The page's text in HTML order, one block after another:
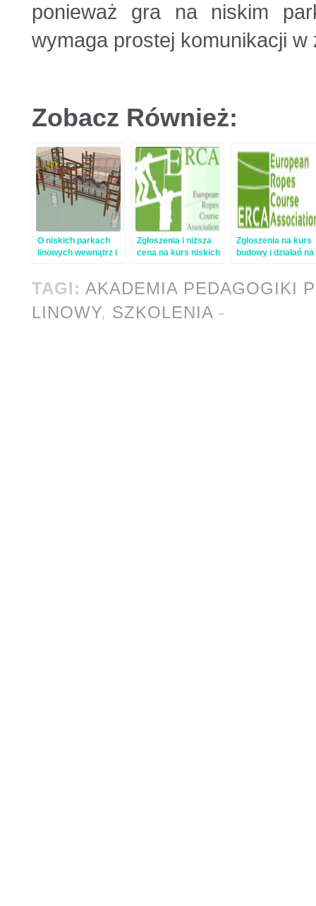
ponieważ gra na niskim
wymaga prostej komunikacji w
Zobacz Również:
O niskich parkach
linowych wewnątrz i
Zgłoszenia i niższa
cena na kurs niskich
Zgłoszenia na kurs
budowy i działań na
TAGI: AKADEMIA PEDAGOGIKI
LINOWY, SZKOLENIA-